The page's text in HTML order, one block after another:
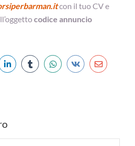
con il tuo CV e
codice annuncio